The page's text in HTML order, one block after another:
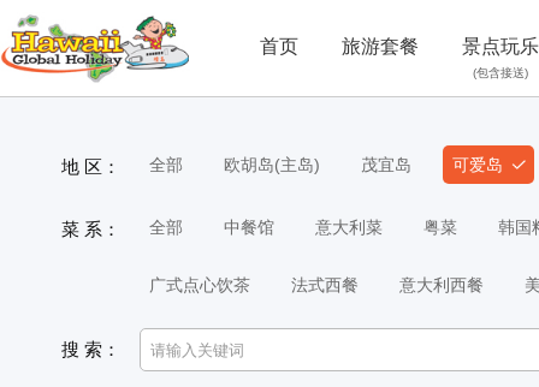
首页 旅游套餐 景点玩乐
(包含接送)
地 区： 全部 欧胡岛(主岛) 茂宜岛 可爱岛
菜 系： 全部 中餐馆 意大利菜 粤菜 韩国
广式点心饮茶 法式西餐 意大利西餐
搜 索：